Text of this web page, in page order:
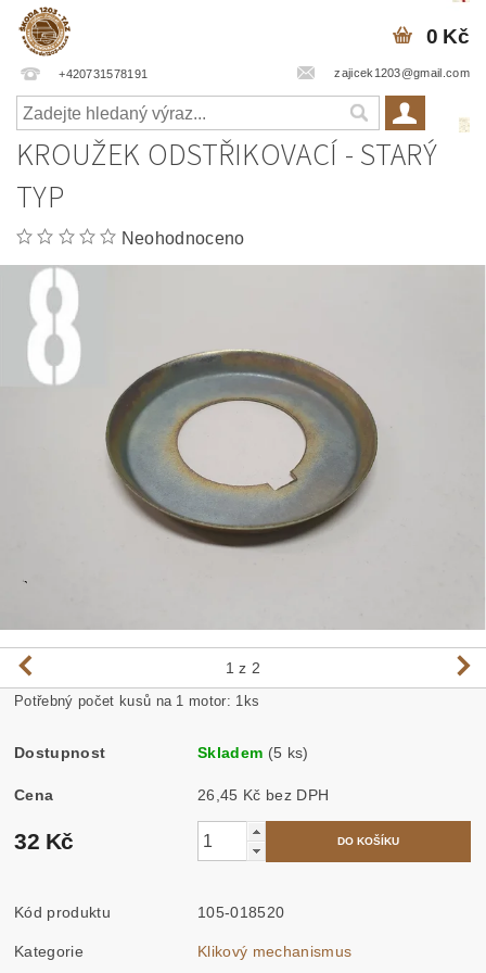
+420731578191 zajicek1203@gmail.com
0 Kč
KROUŽEK ODSTŘIKOVACÍ - STARÝ
TYP
Neohodnoceno
1 z 2
Potřebný počet kusů na 1 motor: 1ks
Dostupnost Skladem (5 ks)
Cena 26,45 Kč bez DPH
32 Kč
Kód produktu 105-018520
Kategorie Klikový mechanismus